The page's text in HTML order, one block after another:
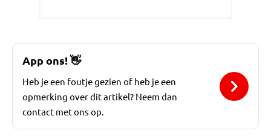
App ons!👋
Heb je een foutje gezien of heb je een
opmerking over dit artikel? Neem dan
contact met ons op.